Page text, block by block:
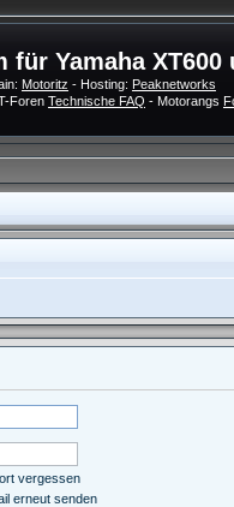
für Yamaha XT600
Motoritz - Hosting: Peaknetworks
Foren Technische FAQ - Motorangs
vergessen
erneut senden